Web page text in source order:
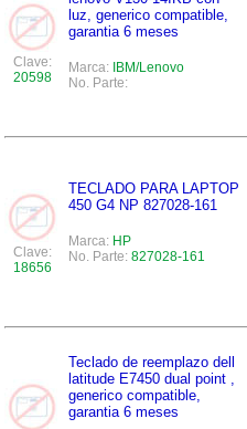
Clave:
20598
luz, generico compatible,
garantia 6 meses
Marca: IBM/Lenovo
No. Parte:
Clave:
18656
TECLADO PARA LAPTOP
450 G4 NP 827028-161
Marca: HP
No. Parte: 827028-161
Teclado de reemplazo dell
latitude E7450 dual point ,
generico compatible,
garantia 6 meses